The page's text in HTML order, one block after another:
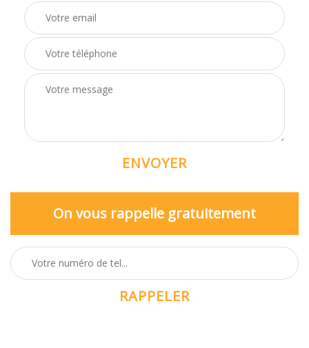
On vous rappelle gratuitement